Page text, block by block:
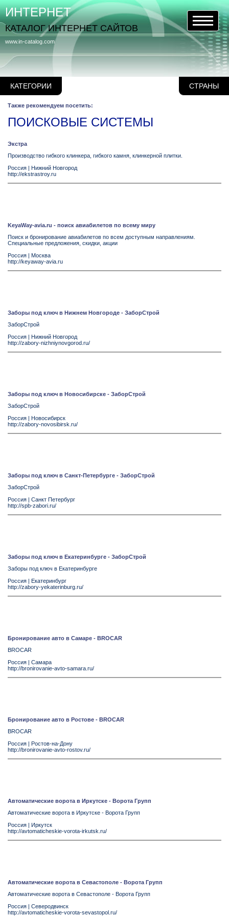
КАТЕГОРИИ СТРАНЫ
www.in-catalog.com
ИНТЕРНЕТ
КАТАЛОГ ИНТЕРНЕТ САЙТОВ
Также рекомендуем посетить:
ПОИСКОВЫЕ СИСТЕМЫ
Экстра
Производство гибкого клинкера, гибкого камня, клинкерной плитки.
Россия | Нижний Новгород
http://ekstrastroy.ru
KeyaWay-avia.ru - поиск авиабилетов по всему миру
Поиск и бронирование авиабилетов по всем доступным направлениям.
Специальные предложения, скидки, акции
Россия | Москва
http://keyaway-avia.ru
Заборы под ключ в Нижнем Новгороде - ЗаборСтрой
ЗаборСтрой
Россия | Нижний Новгород
http://zabory-nizhniynovgorod.ru/
Заборы под ключ в Новосибирске - ЗаборСтрой
ЗаборСтрой
Россия | Новосибирск
http://zabory-novosibirsk.ru/
Заборы под ключ в Санкт-Петербурге - ЗаборСтрой
ЗаборСтрой
Россия | Санкт Петербург
http://spb-zabori.ru/
Заборы под ключ в Екатеринбурге - ЗаборСтрой
Заборы под ключ в Екатеринбурге
Россия | Екатеринбург
http://zabory-yekaterinburg.ru/
Бронирование авто в Самаре - BROCAR
BROCAR
Россия | Самара
http://bronirovanie-avto-samara.ru/
Бронирование авто в Ростове - BROCAR
BROCAR
Россия | Ростов-на-Дону
http://bronirovanie-avto-rostov.ru/
Автоматические ворота в Иркутске - Ворота Групп
Автоматические ворота в Иркутске - Ворота Групп
Россия | Иркутск
http://avtomaticheskie-vorota-irkutsk.ru/
Автоматические ворота в Севастополе - Ворота Групп
Автоматические ворота в Севастополе - Ворота Групп
Россия | Северодвинск
http://avtomaticheskie-vorota-sevastopol.ru/